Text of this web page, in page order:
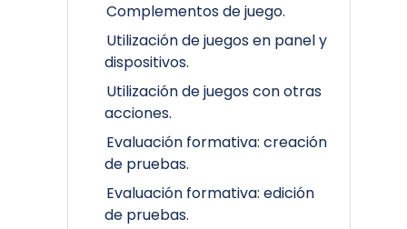
Complementos de juego.
Utilización de juegos en panel y
dispositivos.
Utilización de juegos con otras
acciones.
Evaluación formativa: creación
de pruebas.
Evaluación formativa: edición
de pruebas.